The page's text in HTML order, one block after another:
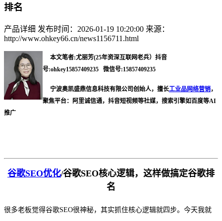
排名
产品详细 发布时间：2026-01-19 10:20:00 来源：
http://www.ohkey66.cn/news1156711.html
本文笔者:尤丽芳(25年资深互联网老兵）抖音
号:ohkey15857409235 微信号:15857409235
宁波奥凯盛鼎信息科技有限公司创始人，擅长工业品网络营销，
聚焦平台：阿里诚信通，抖音短视频等社媒，搜索引擎如百度等AI
推广
谷歌SEO优化/谷歌SEO核心逻辑，这样做搞定谷歌排
名
很多老板觉得谷歌SEO很神秘，其实抓住核心逻辑就四步。今天我就